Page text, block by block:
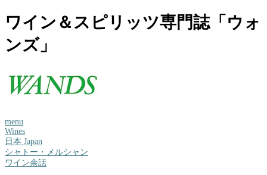
ワイン＆スピリッツ専門誌「ウォ
ンズ」
menu
Wines
日本 Japan
シャトー・メルシャン
ワイン余話